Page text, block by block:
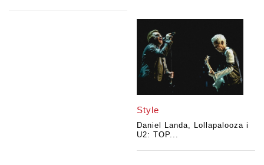
Style
Daniel Landa, Lollapalooza i
U2: TOP...